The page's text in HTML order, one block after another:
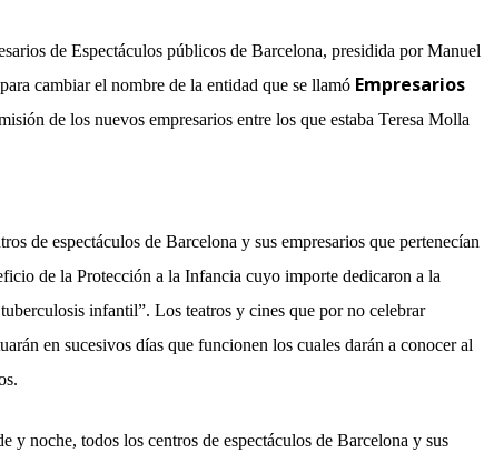
de Espectáculos públicos de Barcelona, presidida por Manuel
cambiar el nombre de la entidad que se llamó Empresarios
de los nuevos empresarios entre los que estaba Teresa Molla
de espectáculos de Barcelona y sus empresarios que pertenecían
de la Protección a la Infancia cuyo importe dedicaron a la
infantil”. Los teatros y cines que por no celebrar
en sucesivos días que funcionen los cuales darán a conocer al
y noche, todos los centros de espectáculos de Barcelona y sus